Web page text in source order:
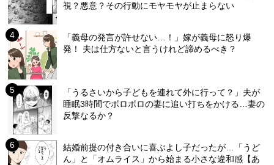
視？悪意？その行動にモヤモヤが止まらない
「義母の発言が許せない…！」嫁が義母に怒り爆
発！ 夫は仕方ないと言うけれど諦めるべき？
「うるさいから子どもを連れて外に行って？」夫が
睡眠3時間でボロボロの妻に追い打ちをかける…妻の
反撃なるか？
結婚前提の付き合いに喜ぶよし子だったが…「うど
ん」と「オムライス」から始まる小さな違和感【あ